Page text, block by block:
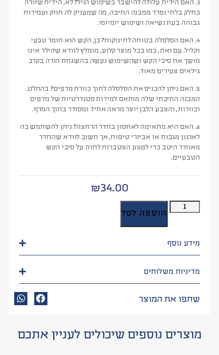
3. האם הידית עלולה להישבר בשימוש רגיל?
לא, הידית שזורה
כחלק בלתי נפרד ממבנה התיבה, מה שמעניק לה חוזק ועמידות
גבוהה בעת נשיאה ושימוש יומיומי.
4. האם הסלסלה בטוחה לתינוקות?
כן, הקש הוא חומר טבעי
וקליל. עם זאת, כמו בכל מוצר קלוע, מומלץ לוודא שהילד אינו
מושך את סיבי הקש ושהשימוש נעשה בהשגחת הורה בקרב
גילאים צעירים מאוד.
5. האם ניתן להכניס את הסלסלה לתוך כוורת מדפים?
בהחלט.
המבנה התיבתי שלה מותאם למידות סטנדרטיות של מדפים
וכוורות, והצבע הלבן יוצר מראה אחיד ומסודר בתוך המדף.
6. האם היא מתאימה לאחסון בחדר הרחצה?
ניתן להשתמש בה
לארגון מגבות או אביזרי טיפוח, אך חשוב לוודא שהחדר
מאוורר היטב כדי למנוע הצטברות לחות על סיבי הקש
הטבעיים.
₪34.00
הוספה לסל
מידע נוסף
מדיניות משלוחים
שתפו את המוצר
מוצרים נוספים שיכולים לעניין אתכם